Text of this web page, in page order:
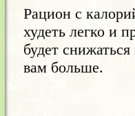
Рацион с
худеть легко и
будет
вам больше.